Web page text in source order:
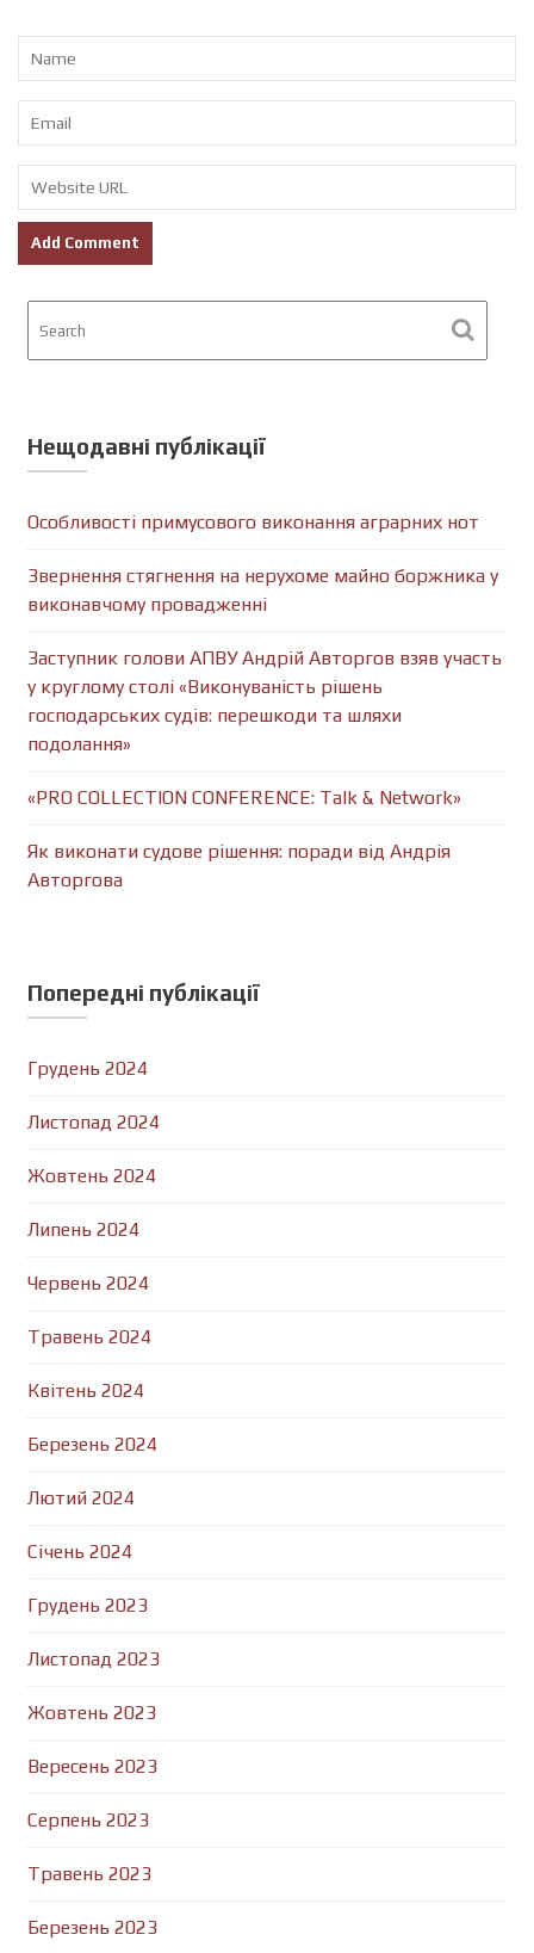
Нещодавні публікації
Особливості примусового виконання аграрних нот
Звернення стягнення на нерухоме майно боржника у
виконавчому провадженні
Заступник голови АПВУ Андрій Авторгов взяв участь
у круглому столі «Виконуваність рішень
господарських судів: перешкоди та шляхи
подолання»
«PRO COLLECTION CONFERENCE: Talk & Network»
Як виконати судове рішення: поради від Андрія
Авторгова
Попередні публікації
Грудень 2024
Листопад 2024
Жовтень 2024
Липень 2024
Червень 2024
Травень 2024
Квітень 2024
Березень 2024
Лютий 2024
Січень 2024
Грудень 2023
Листопад 2023
Жовтень 2023
Вересень 2023
Серпень 2023
Травень 2023
Березень 2023